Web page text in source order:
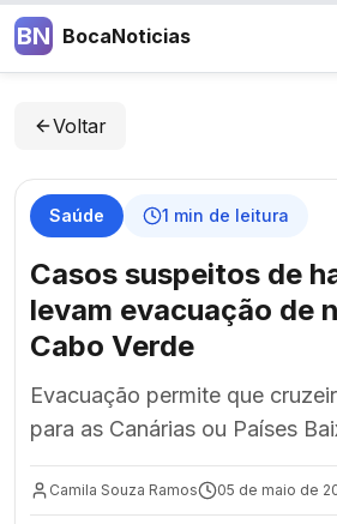
BN BocaNoticias
Voltar
Saúde 1 min de leitura
Casos suspeitos de
levam evacuação de
Cabo Verde
Evacuação permite que
para as Canárias ou Países
Camila Souza Ramos 05 de maio de